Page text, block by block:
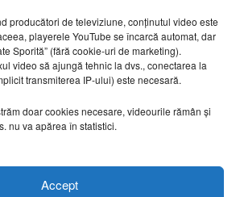
producători de televiziune, conținutul video este
playerele YouTube se încarcă automat, dar
Sporită” (fără cookie-uri de marketing).
video să ajungă tehnic la dvs., conectarea la
transmiterea IP-ului) este necesară.
doar cookies necesare, videourile rămân și
nu va apărea în statistici.
Accept
OPINII & ANALIZE
43
recomandate
cabane moderne
construcția care